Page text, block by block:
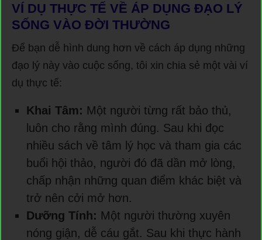
VÍ DỤ THỰC TẾ VỀ ÁP DỤNG ĐẠO LÝ
SỐNG VÀO ĐỜI THƯỜNG
Để bạn dễ hình dung hơn về cách áp dụng những
đạo lý này vào cuộc sống, tôi xin chia sẻ một vài ví
dụ thực tế:
Khai Tâm: Một người từng rất bảo thủ,
luôn cho rằng mình đúng. Sau khi đọc
nhiều sách về tâm lý học và tham gia các
buổi hội thảo, người đó đã dần mở lòng,
chấp nhận những quan điểm khác biệt và
trở nên cởi mở hơn.
Dưỡng Tính: Một người thường xuyên
nóng giận, dễ cáu gắt. Sau khi thực hành